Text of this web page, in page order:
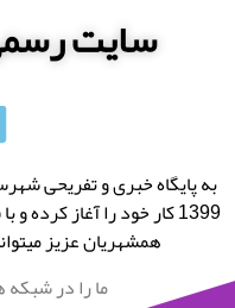
سایت
به پایگاه خبری و تفریحی
1399 کار خود را آغاز
همشهریان عزیز
ما را در شبکه